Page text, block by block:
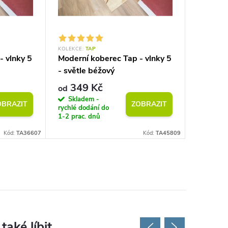
vlnky 5
Kód: TA36607
KOLEKCE: TAP
Moderní koberec Tap - vlnky 5
- světle béžový
od 349 Kč
Skladem -
rychlé dodání do
1-2 prac. dnů
ZOBRAZIT
Kód: TA45809